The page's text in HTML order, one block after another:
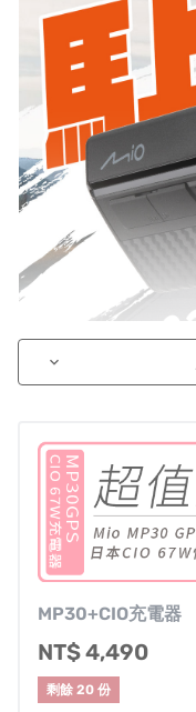
keyboard_arrow_down
MP30+CIO充電器
NT$ 4,490
剩餘 20 份